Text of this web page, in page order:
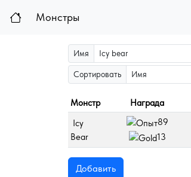
Монстры
Имя
Сортировать
Монстр Награда
Icy
Bear
89
13
Добавить